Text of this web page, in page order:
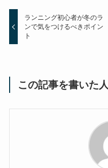
ランニング初心者が冬のラ
ンで気をつけるべきポイン
ト
この記事を書いた人